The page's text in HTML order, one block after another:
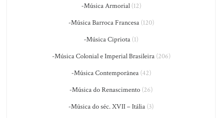
-Música Armorial(12)
-Música Barroca Francesa(120)
-Música Cipriota (1)
-Música Colonial e Imperial Brasileira(206)
-Música Contemporânea(42)
-Música do Renascimento (26)
-Música do séc. XVII – Itália (3)